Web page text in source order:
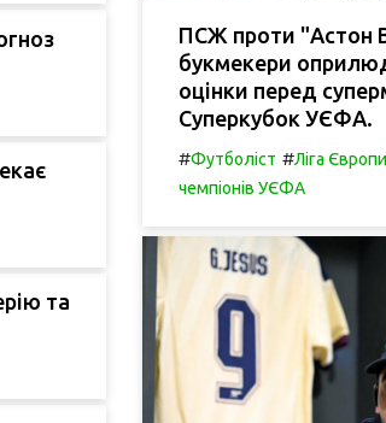
та
ПСЖ проти "Астон
букмекери
оцінки перед
Суперкубок УЄФА.
#Футболіст #Ліга
чемпіонів УЄФА